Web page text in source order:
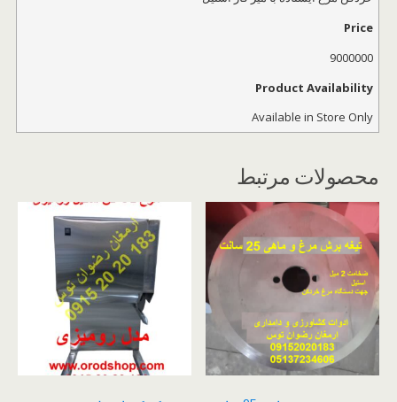
Price
9000000
Product Availability
Available in Store Only
محصولات مرتبط